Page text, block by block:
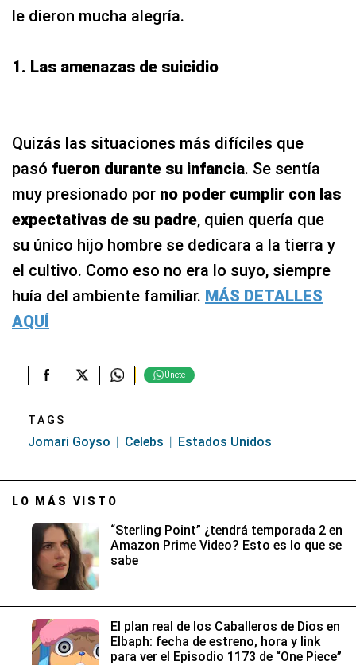
le dieron mucha alegría.
1. Las amenazas de suicidio
Quizás las situaciones más difíciles que
pasó fueron durante su infancia. Se sentía
muy presionado por no poder cumplir con las
expectativas de su padre, quien quería que
su único hijo hombre se dedicara a la tierra y
el cultivo. Como eso no era lo suyo, siempre
huía del ambiente familiar. MÁS DETALLES
AQUÍ
Únete
TAGS
Jomari Goyso Celebs Estados Unidos
LO MÁS VISTO
“Sterling Point” ¿tendrá temporada 2 en
Amazon Prime Video? Esto es lo que se
sabe
El plan real de los Caballeros de Dios en
Elbaph: fecha de estreno, hora y link
para ver el Episodio 1173 de “One Piece”